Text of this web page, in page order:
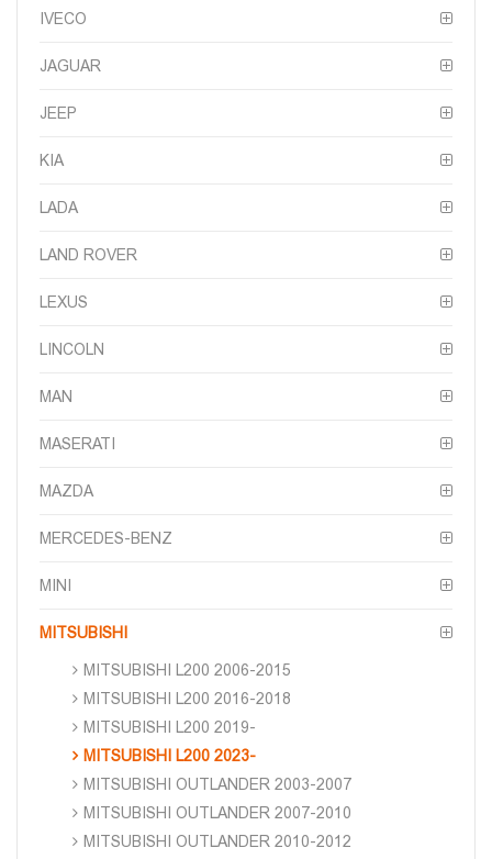
IVECO
JAGUAR
JEEP
KIA
LADA
LAND ROVER
LEXUS
LINCOLN
MAN
MASERATI
MAZDA
MERCEDES-BENZ
MINI
MITSUBISHI
MITSUBISHI L200 2006-2015
MITSUBISHI L200 2016-2018
MITSUBISHI L200 2019-
MITSUBISHI L200 2023-
MITSUBISHI OUTLANDER 2003-2007
MITSUBISHI OUTLANDER 2007-2010
MITSUBISHI OUTLANDER 2010-2012